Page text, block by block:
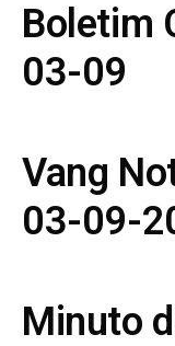
Boletim
03-09
Vang
03-09-
Minuto